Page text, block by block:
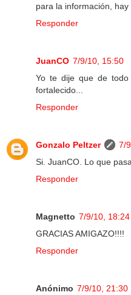
para la información, hay
Responder
JuanCO 7/9/10, 15:50
Yo te dije que de
fortalecido...
Responder
Gonzalo Peltzer
7/
Si. JuanCO. Lo que
Responder
Magnetto 7/9/10, 18:24
GRACIAS AMIGAZO!!!!
Responder
Anónimo 7/9/10, 21:30